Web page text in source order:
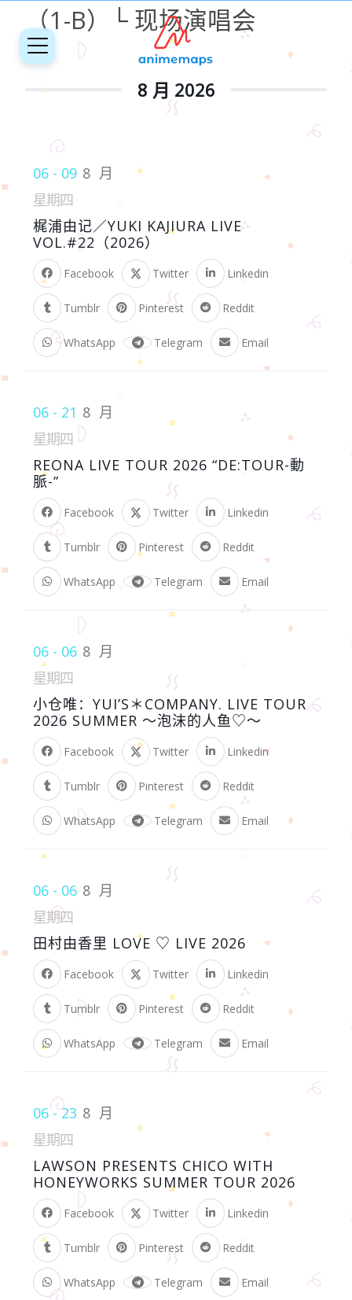
（1-B）└ 现场演唱会
8 月 2026
06 - 09 8 月
星期四
梶浦由记／YUKI KAJIURA LIVE
VOL.#22（2026）
Facebook Twitter Linkedin
Tumblr Pinterest Reddit
WhatsApp Telegram Email
06 - 21 8 月
星期四
REONA LIVE TOUR 2026 “DE:TOUR-動
脈-”
Facebook Twitter Linkedin
Tumblr Pinterest Reddit
WhatsApp Telegram Email
06 - 06 8 月
星期四
小仓唯：YUI’S＊COMPANY. LIVE TOUR
2026 SUMMER ～泡沫的人鱼♡～
Facebook Twitter Linkedin
Tumblr Pinterest Reddit
WhatsApp Telegram Email
06 - 06 8 月
星期四
田村由香里 LOVE ♡ LIVE 2026
Facebook Twitter Linkedin
Tumblr Pinterest Reddit
WhatsApp Telegram Email
06 - 23 8 月
星期四
LAWSON PRESENTS CHICO WITH
HONEYWORKS SUMMER TOUR 2026
Facebook Twitter Linkedin
Tumblr Pinterest Reddit
WhatsApp Telegram Email